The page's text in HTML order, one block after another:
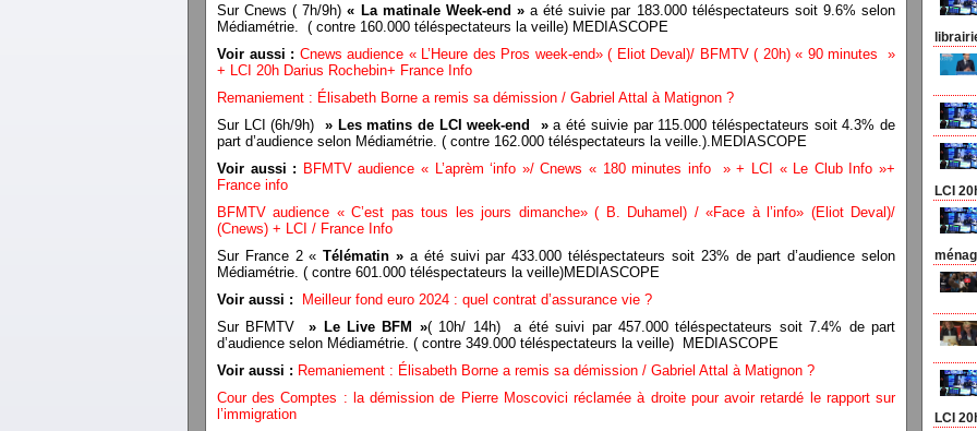
Sur Cnews ( 7h/9h)« La matinale Week-end »a été suivie par 183.000 téléspectateurs soit 9.6% selon
Médiamétrie. ( contre 160.000 téléspectateurs la veille) MEDIASCOPE
Voir aussi : Cnews audience « L’Heure des Pros week-end» ( Eliot Deval)/ BFMTV ( 20h) « 90 minutes »
+ LCI 20h Darius Rochebin+ France Info
Remaniement : Élisabeth Borne a remis sa démission / Gabriel Attal à Matignon ?
Sur LCI (6h/9h)
» Les matins de LCI week-end »a été suivie par 115.000 téléspectateurs soit 4.3% de
part d’audience selon Médiamétrie. ( contre 162.000 téléspectateurs la veille.).MEDIASCOPE
Voir aussi : BFMTV audience « L’aprèm ‘info »/ Cnews « 180 minutes info » + LCI « Le Club Info »+
France info
BFMTV audience « C’est pas tous les jours dimanche» ( B. Duhamel) / «Face à l’info» (Eliot Deval)/
(Cnews) + LCI / France Info
Sur France 2 «Télématin » a été suivi par 433.000 téléspectateurs soit 23% de part d’audience selon
Médiamétrie. ( contre 601.000 téléspectateurs la veille)MEDIASCOPE
Voir aussi :
Meilleur fond euro 2024 : quel contrat d’assurance vie ?
Sur BFMTV
» Le Live BFM »( 10h/ 14h) a été suivi par 457.000 téléspectateurs soit 7.4% de part
d’audience selon Médiamétrie. ( contre 349.000 téléspectateurs la veille) MEDIASCOPE
Voir aussi : Remaniement : Élisabeth Borne a remis sa démission / Gabriel Attal à Matignon ?
Cour des Comptes : la démission de Pierre Moscovici réclamée à droite pour avoir retardé le rapport sur
l’immigration
LCI
LCI